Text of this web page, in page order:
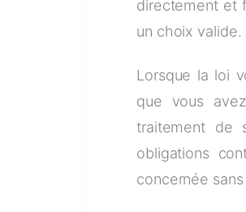
directement et
un choix valide.
Lorsque la loi
que vous
traitement de
obligations
concernée